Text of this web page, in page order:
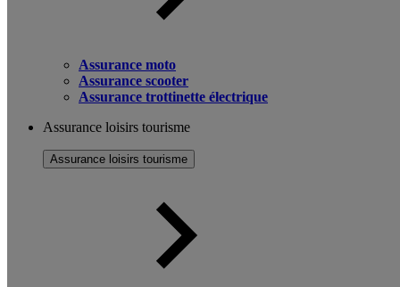
Assurance moto
Assurance scooter
Assurance trottinette électrique
Assurance loisirs tourisme
Assurance loisirs tourisme